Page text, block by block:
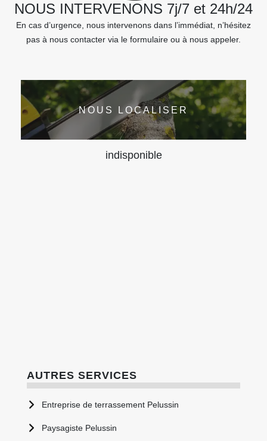
NOUS INTERVENONS 7j/7 et 24h/24
En cas d’urgence, nous intervenons dans l’immédiat, n’hésitez
pas à nous contacter via le formulaire ou à nous appeler.
NOUS LOCALISER
indisponible
AUTRES SERVICES
Entreprise de terrassement Pelussin
Paysagiste Pelussin